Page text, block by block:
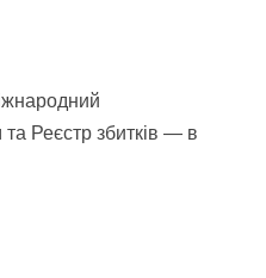
Реєстр збитків — в